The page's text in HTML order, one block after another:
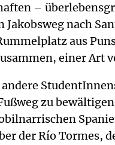
–
Jakobsweg nach
aus
einer Art
zu
der Río Tormes,